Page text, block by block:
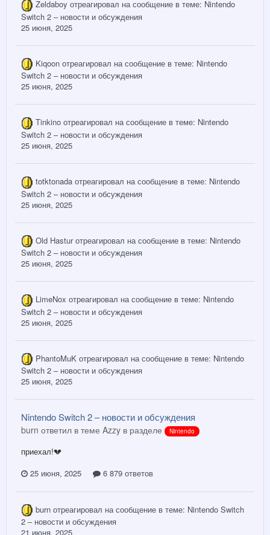
Zeldaboy отреагировал на сообщение в теме: Nintendo
Switch 2 – новости и обсуждения
25 июня, 2025
Kiqoon отреагировал на сообщение в теме: Nintendo
Switch 2 – новости и обсуждения
25 июня, 2025
Tinkino отреагировал на сообщение в теме: Nintendo
Switch 2 – новости и обсуждения
25 июня, 2025
totktonada отреагировал на сообщение в теме: Nintendo
Switch 2 – новости и обсуждения
25 июня, 2025
Old Hasturотреагировал на сообщение в теме: Nintendo
Switch 2 – новости и обсуждения
25 июня, 2025
LimeNox отреагировал на сообщение в теме: Nintendo
Switch 2 – новости и обсуждения
25 июня, 2025
PhantoMuK отреагировал на сообщение в теме: Nintendo
Switch 2 – новости и обсуждения
25 июня, 2025
Nintendo Switch 2 – новости и обсуждения
burn ответил в теме Azzy в разделе Nintendo
приехал!💔
25 июня, 2025
6 879 ответов
burn отреагировал на сообщение в теме: Nintendo Switch
2 – новости и обсуждения
21 июня, 2025